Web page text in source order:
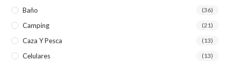
Baño (36)
Camping (21)
Caza Y Pesca (13)
Celulares (13)